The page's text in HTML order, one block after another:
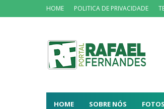
HOME POLITICA DE PRIVACIDADE
HOME SOBRE NÓS